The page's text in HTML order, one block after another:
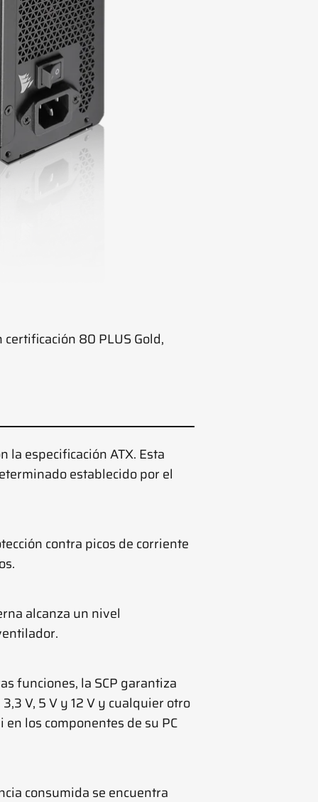
80 PLUS Gold,
la especificación ATX. Esta
establecido por el
contra picos de corriente
alcanza un nivel
funciones, la SCP garantiza
V, 5 V y 12 V y cualquier otro
los componentes de su PC
consumida se encuentra